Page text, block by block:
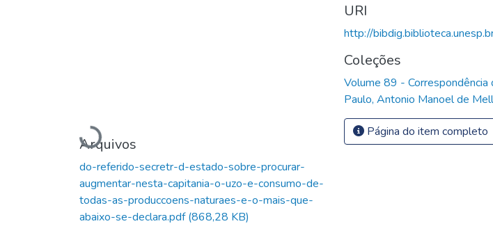
Carregando...
Arquivos
do-referido-secretr-d-estado-sobre-procurar-
augmentar-nesta-capitania-o-uzo-e-consumo-de-
todas-as-produccoens-naturaes-e-o-mais-que-
abaixo-se-declara.pdf(868,28 KB)
URI
http://
Coleções
Volume 89 - Correspondência
Paulo, Antonio Manoel de
Página do item completo